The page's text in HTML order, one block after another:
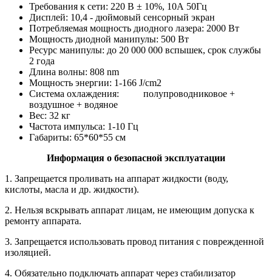
Требования к сети: 220 В ± 10%, 10А 50Гц
Дисплей: 10,4 - дюймовый сенсорный экран
Потребляемая мощность диодного лазера: 2000 Вт
Мощность диодной манипулы: 500 Вт
Ресурс манипулы: до 20 000 000 вспышек, срок службы
2 года
Длина волны: 808 nm
Мощность энергии: 1-166 J/cm2
Система охлаждения: полупроводниковое +
воздушное + водяное
Вес: 32 кг
Частота импульса: 1-10 Гц
Габариты: 65*60*55 см
Информация о безопасной эксплуатации
1. Запрещается проливать на аппарат жидкости (воду,
кислоты, масла и др. жидкости).
2. Нельзя вскрывать аппарат лицам, не имеющим допуска к
ремонту аппарата.
3. Запрещается использовать провод питания с поврежденной
изоляцией.
4. Обязательно подключать аппарат через стабилизатор